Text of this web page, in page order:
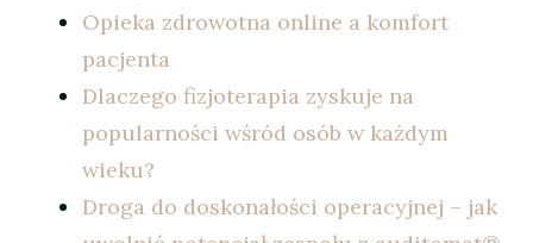
Opieka zdrowotna online a komfort
pacjenta
Dlaczego fizjoterapia zyskuje na
popularności wśród osób w każdym
wieku?
Droga do doskonałości operacyjnej – jak